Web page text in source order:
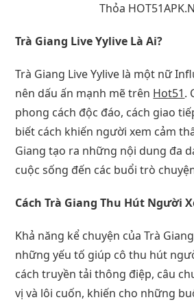
Thỏa
Trà Giang Live Yylive Là Ai?
Trà Giang Live Yylive là một nữ
nên dấu ấn mạnh mẽ trên Hot51.
phong cách độc đáo, cách giao
biết cách khiến người xem cảm
Giang tạo ra những nội dung đa
cuộc sống đến các buổi trò
Cách Trà Giang Thu Hút Người
Khả năng kể chuyện của Trà
những yếu tố giúp cô thu hút
cách truyền tải thông điệp, câu
vị và lôi cuốn, khiến cho những